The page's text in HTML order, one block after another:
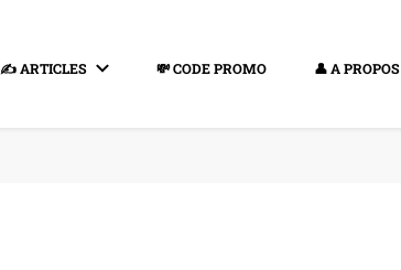
✍️ ARTICLES 💸 CODE PROMO 👤 A PROPOS